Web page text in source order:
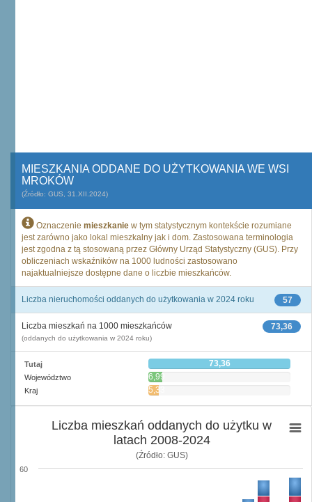
MIESZKANIA ODDANE DO UŻYTKOWANIA WE WSI
MROKÓW
(Źródło: GUS, 31.XII.2024)
Oznaczenie mieszkanie w tym statystycznym kontekście rozumiane
jest zarówno jako lokal mieszkalny jak i dom. Zastosowana terminologia
jest zgodna z tą stosowaną przez Główny Urząd Statystyczny (GUS). Przy
obliczeniach wskaźników na 1000 ludności zastosowano
najaktualniejsze dostępne dane o liczbie mieszkańców.
57
Liczba nieruchomości oddanych do użytkowania w 2024 roku
73,36
Liczba mieszkań na 1000 mieszkańców
(oddanych do użytkowania w 2024 roku)
Tutaj 73,36
Województwo 6,99
Kraj 5,33
Liczba mieszkań oddanych do użytku w
latach 2008-2024
(Źródło: GUS)
60